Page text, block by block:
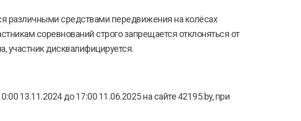
различными средствами передвижения на колёсах
соревнований строго запрещается отклоняться от
участник дисквалифицируется.
13.11.2024 до 17:00 11.06.2025 на сайте 42195.by, при